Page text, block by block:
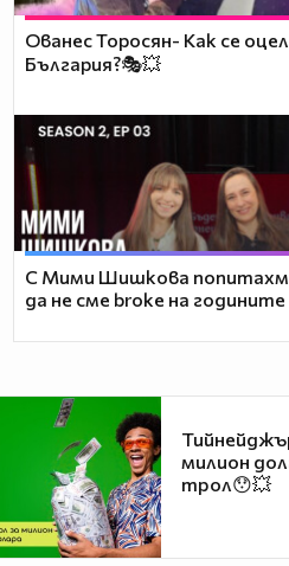
Ованес Торосян- Как се
България?🎭💥
С Мими Шишкова
да не сме broke на
милион
трол😯💥